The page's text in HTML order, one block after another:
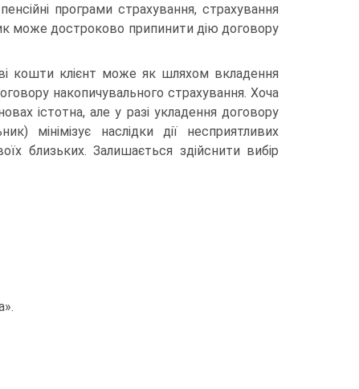
програми страхування, страхування
може достроково припи­нити дію договору
кошти клієнт може як шляхом вкладення
накопичу­вального страхування. Хоча
істотна, але у разі укладення договору
мінімізує наслідки дії несприятливих
близьких. Залишається здійс­нити вибір